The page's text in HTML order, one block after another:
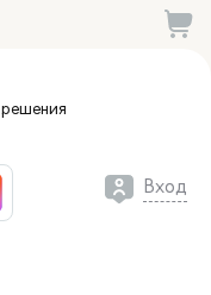
решения
Вход